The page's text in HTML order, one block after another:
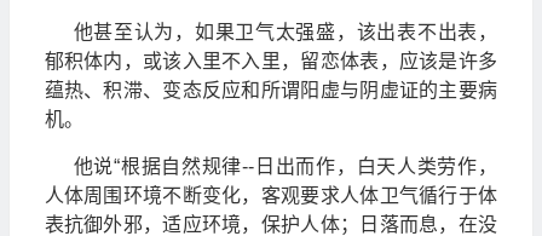
他甚至认为，如果卫气太强盛，该出表不出表，
郁积体内，或该入里不入里，留恋体表，应该是许多
蕴热、积滞、变态反应和所谓阳虚与阴虚证的主要病
机。
他说“根据自然规律--日出而作，白天人类劳作，
人体周围环境不断变化，客观要求人体卫气循行于体
表抗御外邪，适应环境，保护人体；日落而息，在没